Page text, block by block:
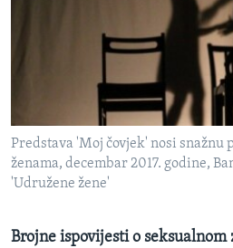
O GLASU AMERIKE
Learning English
PRATITE NAS
Jezici
Predstava 'Moj čovjek' nosi
ženama, decembar 2017. godine,
'Udružene žene'
Brojne ispovijesti o